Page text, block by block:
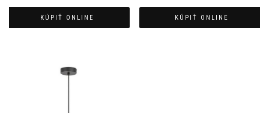
KÚPIŤ ONLINE KÚPIŤ ONLINE